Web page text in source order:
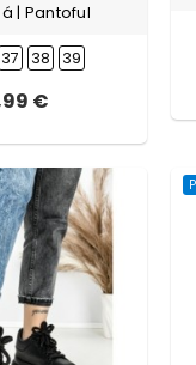
| Pantoful
37 38 39
€